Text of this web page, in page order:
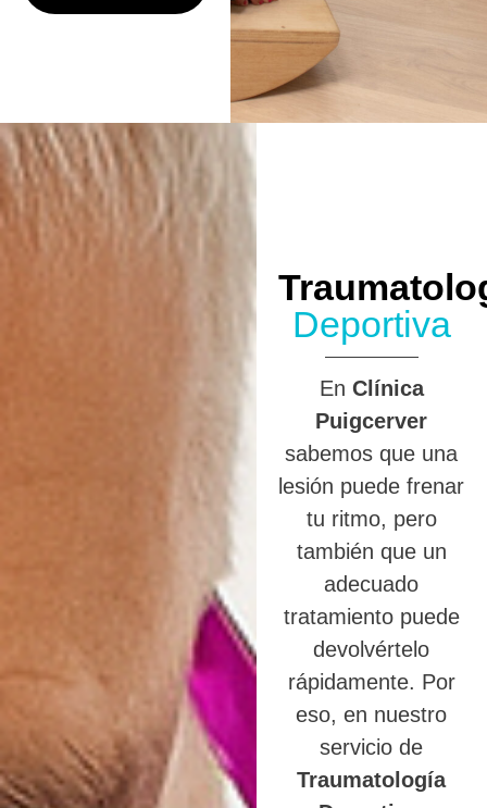
Deportiva
En Clínica
Puigcerver
sabemos que una
lesión puede frenar
tu ritmo, pero
también que un
adecuado
tratamiento puede
devolvértelo
rápidamente. Por
eso, en nuestro
servicio de
Traumatología